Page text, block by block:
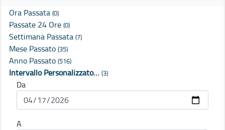
Ora Passata (0)
Passate 24 Ore (0)
Settimana Passata (7)
Mese Passato (35)
Anno Passato (516)
Intervallo Personalizzato… (3)
Da
A